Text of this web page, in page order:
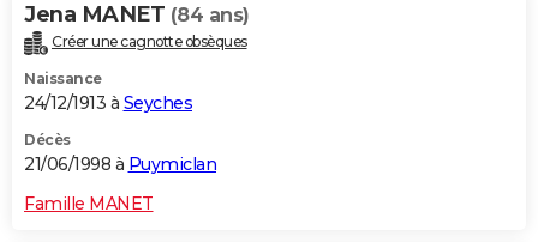
Jena MANET (84 ans)
Créer une cagnotte obsèques
Naissance
24/12/1913 à Seyches
Décès
21/06/1998 à Puymiclan
Famille MANET